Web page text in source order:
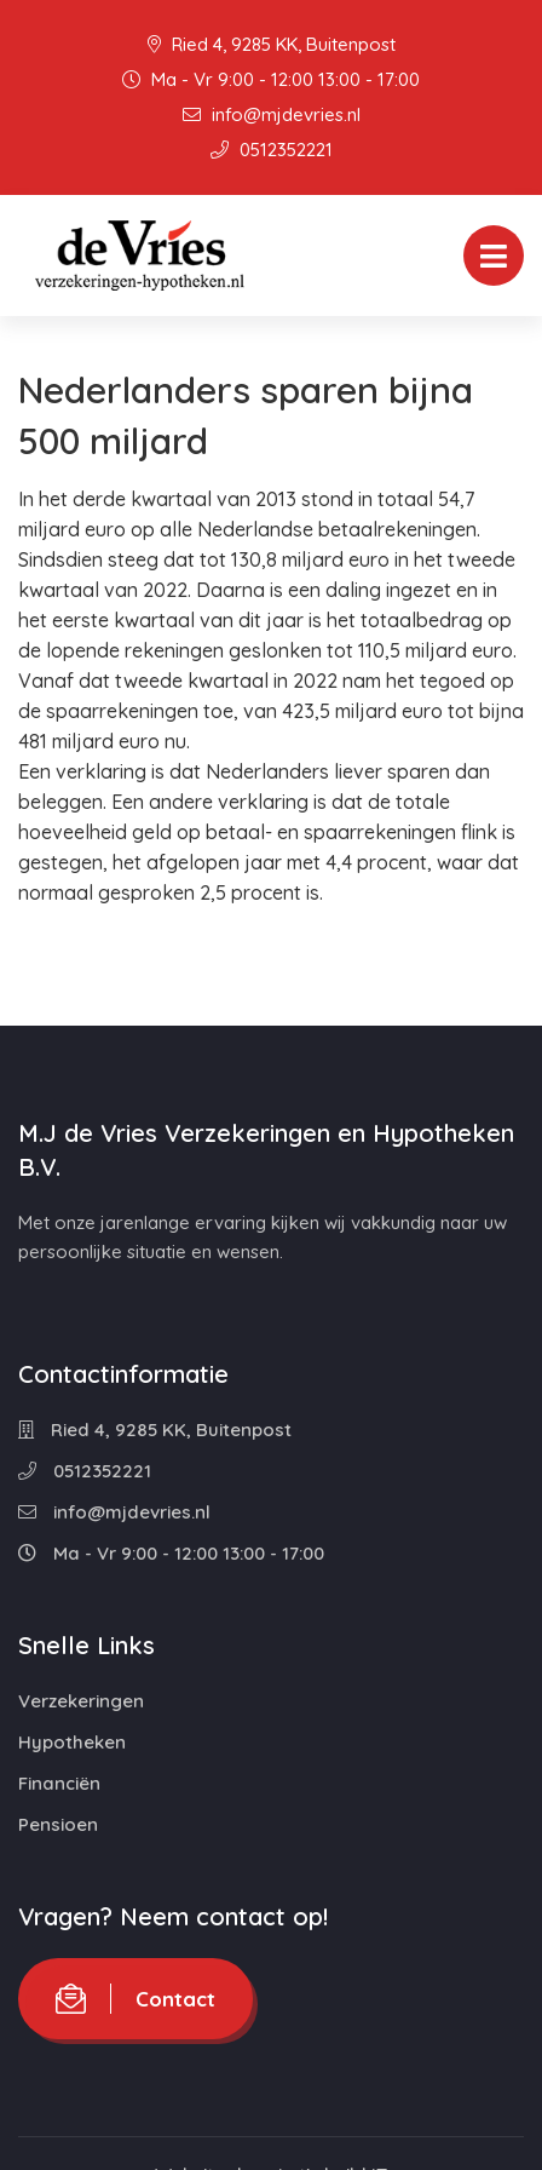
Ried 4, 9285 KK, Buitenpost
Ma - Vr 9:00 - 12:00 13:00 - 17:00
info@mjdevries.nl
0512352221
Nederlanders sparen bijna
500 miljard
In het derde kwartaal van 2013 stond in totaal 54,7
miljard euro op alle Nederlandse betaalrekeningen.
Sindsdien steeg dat tot 130,8 miljard euro in het tweede
kwartaal van 2022. Daarna is een daling ingezet en in
het eerste kwartaal van dit jaar is het totaalbedrag op
de lopende rekeningen geslonken tot 110,5 miljard euro.
Vanaf dat tweede kwartaal in 2022 nam het tegoed op
de spaarrekeningen toe, van 423,5 miljard euro tot bijna
481 miljard euro nu.
Een verklaring is dat Nederlanders liever sparen dan
beleggen. Een andere verklaring is dat de totale
hoeveelheid geld op betaal- en spaarrekeningen flink is
gestegen, het afgelopen jaar met 4,4 procent, waar dat
normaal gesproken 2,5 procent is.
M.J de Vries Verzekeringen en Hypotheken
B.V.
Met onze jarenlange ervaring kijken wij vakkundig naar uw
persoonlijke situatie en wensen.
Contactinformatie
Ried 4, 9285 KK, Buitenpost
0512352221
info@mjdevries.nl
Ma - Vr 9:00 - 12:00 13:00 - 17:00
Snelle Links
Verzekeringen
Hypotheken
Financiën
Pensioen
Vragen? Neem contact op!
Contact